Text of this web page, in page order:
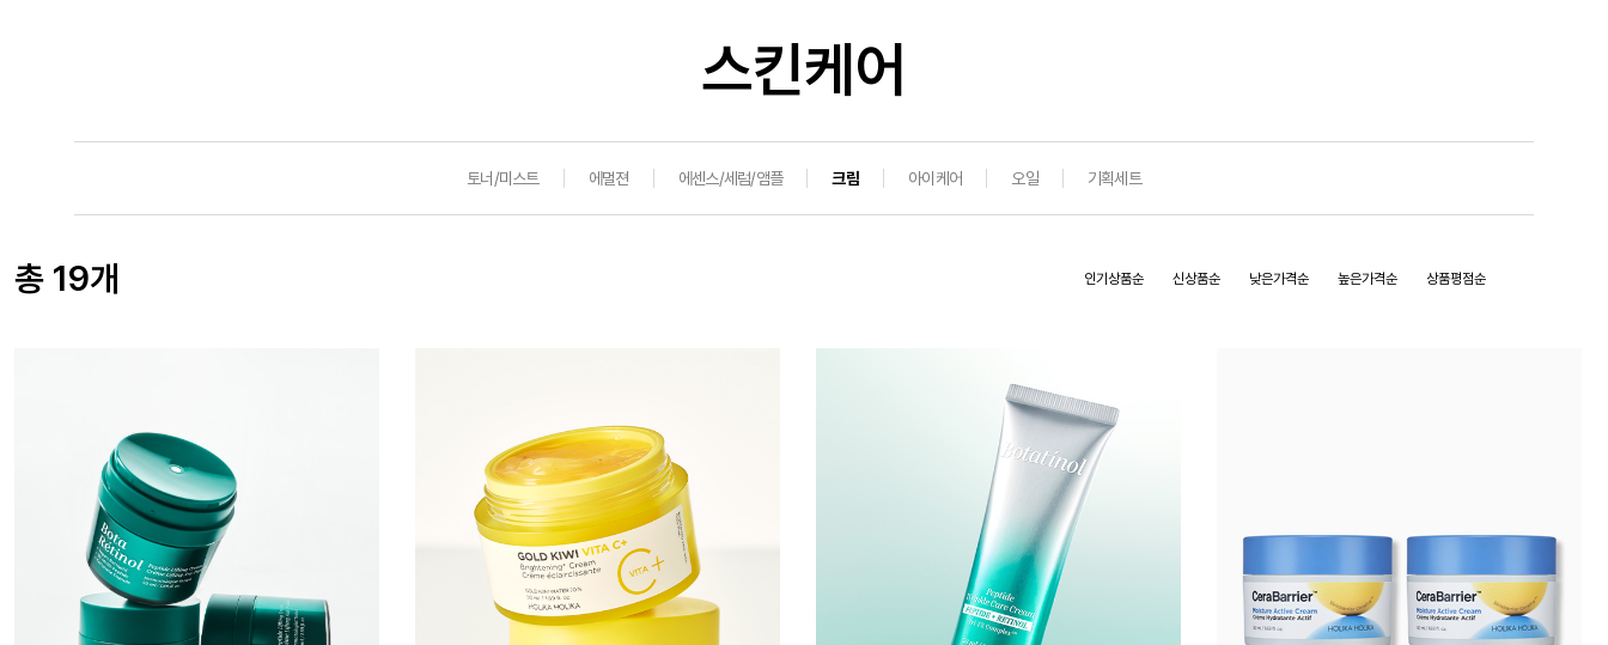
스킨케어
토너/미스트 에멀젼 에센스/세럼/앰플 크림 아이케어 오일 기획세트
총 19개 인기상품순 신상품순 낮은가격순 높은가격순 상품평점순